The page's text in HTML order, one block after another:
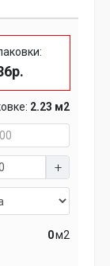
2.23 м2
м2